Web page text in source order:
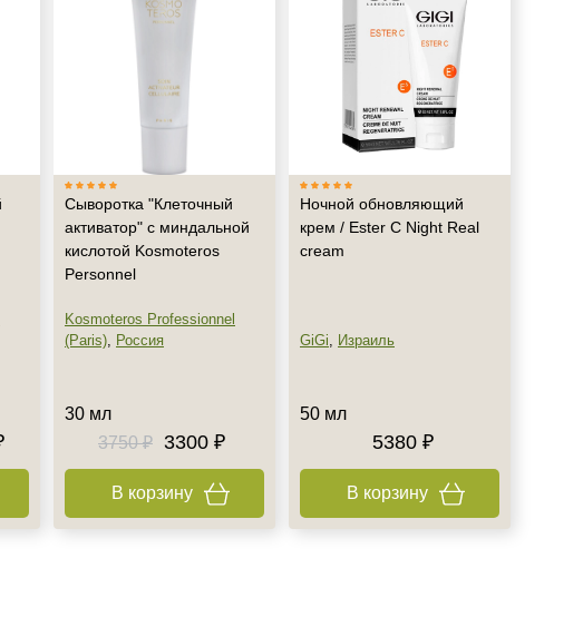
Сыворотка "Клеточный
активатор" с миндальной
кислотой Kosmoteros
Personnel
Kosmoteros Professionnel
(Paris), Россия
30 мл
3750 ₽
3300 ₽
В корзину
Ночной обновляющий
крем / Ester C Night Real
cream
GiGi, Израиль
50 мл
5380 ₽
В корзину